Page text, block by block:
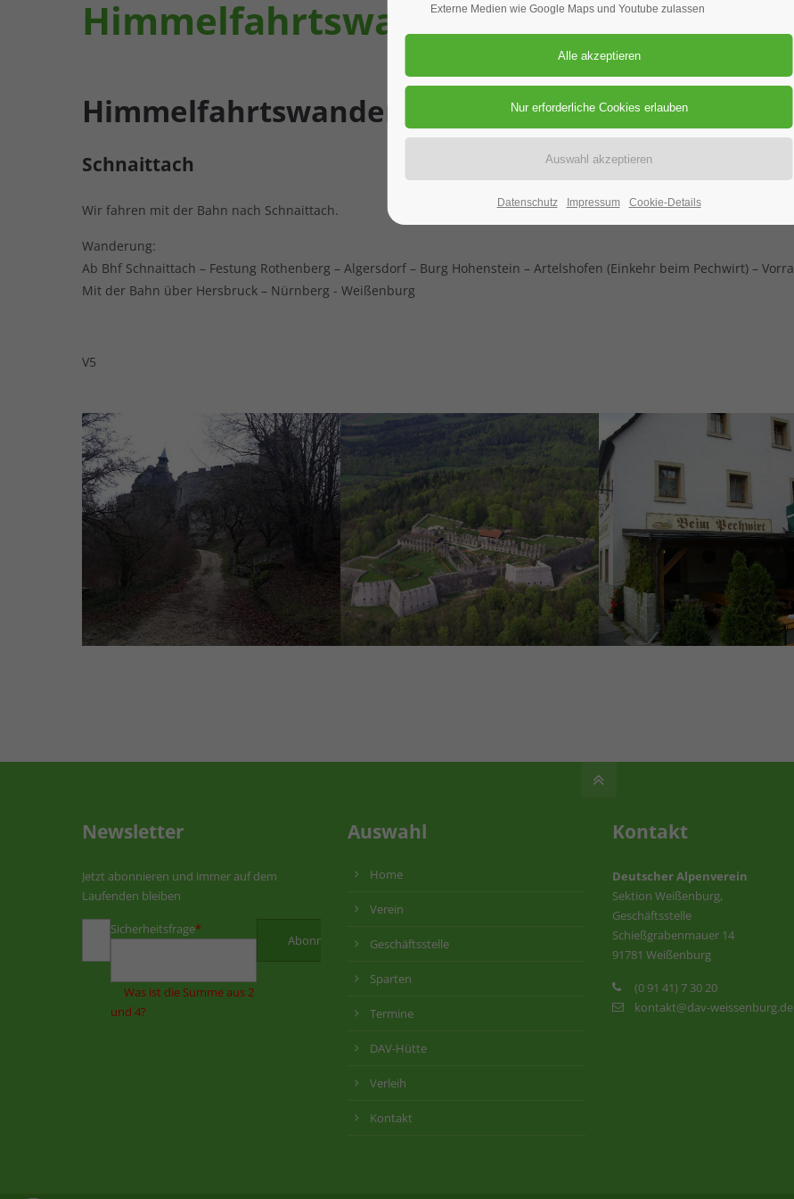
Himmelfahrtswanderung
29.05.2019
ORT: SCHNAITTACH
Himmelfahrtswanderung
Schnaittach
Wir fahren mit der Bahn nach Schnaittach.
Wanderung:
Ab Bhf Schnaittach – Festung Rothenberg – Algersdorf – Burg Hohenstein – Artelshofen (Einkehr beim Pechwirt) – Vorra
Mit der Bahn über Hersbruck – Nürnberg - Weißenburg
V5
Newsletter
Jetzt abonnieren und immer auf dem
Laufenden bleiben
Sicherheitsfrage*
Was ist die Summe aus 2
und 4?
Auswahl
Home
Verein
Geschäftsstelle
Sparten
Termine
DAV-Hütte
Verleih
Kontakt
Kontakt
Deutscher Alpenverein
Sektion Weißenburg,
Geschäftsstelle
Schießgrabenmauer 14
91781 Weißenburg
(0 91 41) 7 30 20
kontakt@dav-weissenburg.de
Externe Medien wie Google Maps und Youtube zulassen
Datenschutz Impressum Cookie-Details